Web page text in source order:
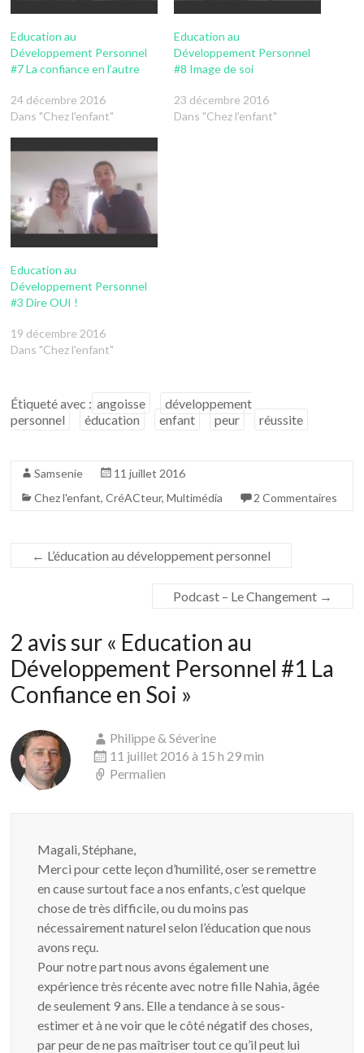
Education au
Développement Personnel
#7 La confiance en l’autre
24 décembre 2016
Dans "Chez l'enfant"
Education au
Développement Personnel
#8 Image de soi
23 décembre 2016
Dans "Chez l'enfant"
Education au
Développement Personnel
#3 Dire OUI !
19 décembre 2016
Dans "Chez l'enfant"
Étiqueté avec : angoisse
développement
personnel
éducation enfant peur réussite
Samsenie
11 juillet 2016
Chez l'enfant,CréACteur,Multimédia 2 Commentaires
← L’éducation au développement personnel
Podcast – Le Changement →
2 avis sur « Education au
Développement Personnel #1 La
Confiance en Soi »
Philippe & Séverine
11 juillet 2016 à 15 h 29 min
Permalien
Magali, Stéphane,
Merci pour cette leçon d’humilité, oser se remettre
en cause surtout face a nos enfants, c’est quelque
chose de très difficile, ou du moins pas
nécessairement naturel selon l’éducation que nous
avons reçu.
Pour notre part nous avons également une
expérience très récente avec notre fille Nahia, âgée
de seulement 9 ans. Elle a tendance à se sous-
estimer et à ne voir que le côté négatif des choses,
par peur de ne pas maîtriser tout ce qu’il peut lui